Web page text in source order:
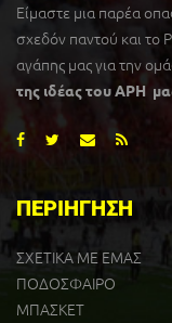
Είμαστε μια παρέα
σχεδόν παντού και το
αγάπης μας για την
της ιδέας του ΑΡΗ
ΠΕΡΙΗΓΗΣΗ
ΣΧΕΤΙΚΑ ΜΕ ΕΜΑΣ
ΠΟΔΟΣΦΑΙΡΟ
ΜΠΑΣΚΕΤ